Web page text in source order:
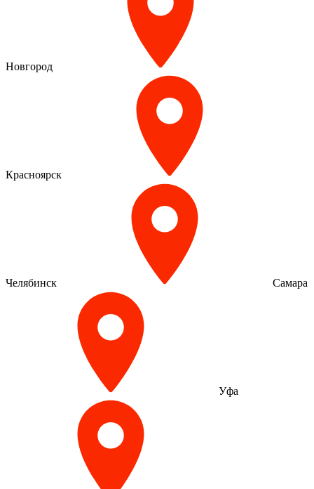
Новгород
Красноярск
Челябинск Самара
Уфа